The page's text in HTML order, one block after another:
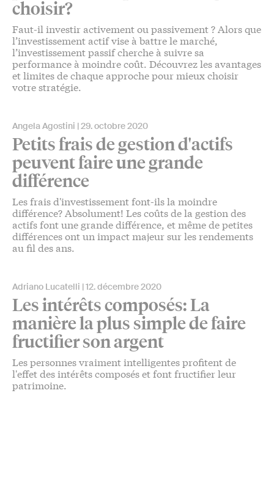
choisir?
Faut-il investir activement ou passivement ? Alors que
l’investissement actif vise à battre le marché,
l’investissement passif cherche à suivre sa
performance à moindre coût. Découvrez les avantages
et limites de chaque approche pour mieux choisir
votre stratégie.
Angela Agostini 29. octobre 2020
Petits frais de gestion d'actifs
peuvent faire une grande
différence
Les frais d'investissement font-ils la moindre
différence? Absolument! Les coûts de la gestion des
actifs font une grande différence, et même de petites
différences ont un impact majeur sur les rendements
au fil des ans.
Adriano Lucatelli 12. décembre 2020
Les intérêts composés: La
manière la plus simple de faire
fructifier son argent
Les personnes vraiment intelligentes profitent de
l'effet des intérêts composés et font fructifier leur
patrimoine.